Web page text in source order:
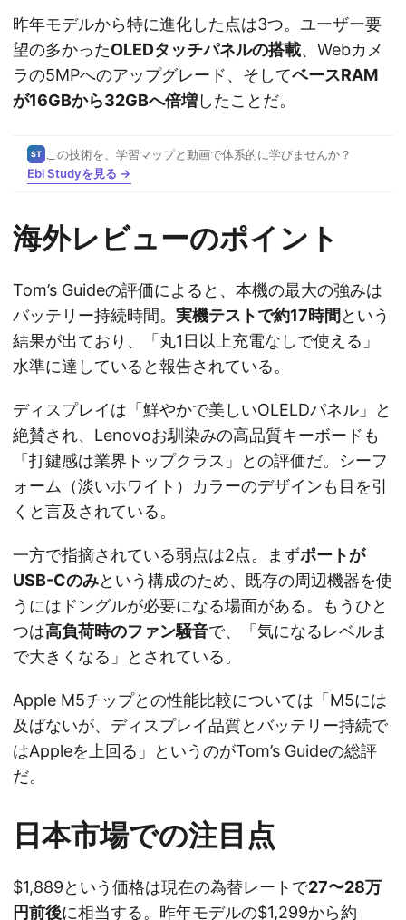
昨年モデルから特に進化した点は3つ。ユーザー要
望の多かったOLEDタッチパネルの搭載、Webカメ
ラの5MPへのアップグレード、そしてベースRAM
が16GBから32GBへ倍増したことだ。
ST
この技術を、学習マップと動画で体系的に学びませんか？
Ebi Studyを見る →
海外レビューのポイント
Tom’s Guideの評価によると、本機の最大の強みは
バッテリー持続時間。 実機テストで約17時間 という
結果が出ており、「丸1日以上充電なしで使える」
水準に達していると報告されている。
ディスプレイは「鮮やかで美しいOLELDパネル」と
絶賛され、Lenovoお馴染みの高品質キーボードも
「打鍵感は業界トップクラス」との評価だ。シーフ
ォーム（淡いホワイト）カラーのデザインも目を引
くと言及されている。
一方で指摘されている弱点は2点。まずポートが
USB-Cのみという構成のため、既存の周辺機器を使
うにはドングルが必要になる場面がある。もうひと
つは高負荷時のファン騒音で、「気になるレベルま
で大きくなる」とされている。
Apple M5チップとの性能比較については「M5には
及ばないが、ディスプレイ品質とバッテリー持続で
はAppleを上回る」というのがTom’s Guideの総評
だ。
日本市場での注目点
$1,889という価格は現在の為替レートで27〜28万
円前後に相当する。昨年モデルの$1,299から約